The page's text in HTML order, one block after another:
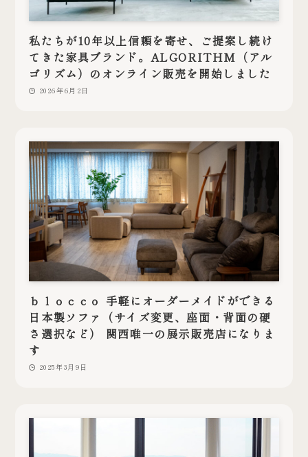
私たちが10年以上信頼を寄せ、ご提案し続け
てきた家具ブランド。ALGORITHM（アル
ゴリズム）のオンライン販売を開始しました
2026年6月2日
ｂｌｏｃｃｏ 手軽にオーダーメイドができる
日本製ソファ（サイズ変更、座面・背面の硬
さ選択など） 関西唯一の展示販売店になりま
す
2025年3月9日